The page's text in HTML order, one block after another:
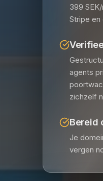
399
Stripe en
agents
zichzelf
Bereid
Je
vergen